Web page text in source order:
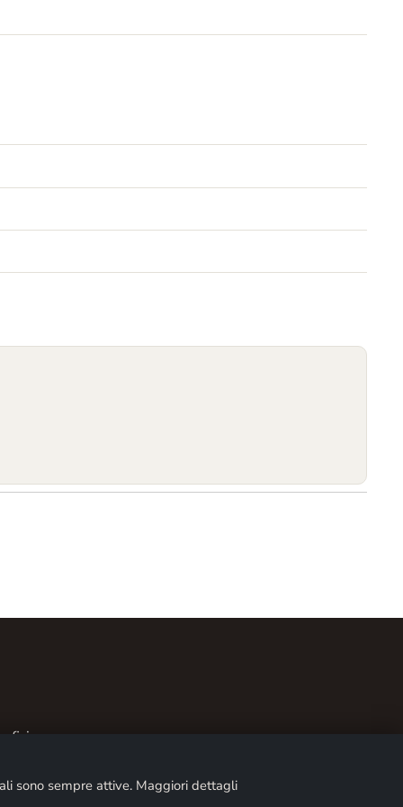
sono sempre attive. Maggiori dettagli